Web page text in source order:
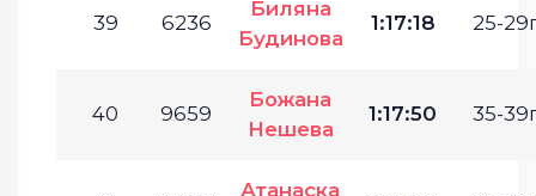
39 6236
Биляна
Будинова
1:17:18 25-
40 9659
Божана
Нешева
1:17:50 35-
Атанаска